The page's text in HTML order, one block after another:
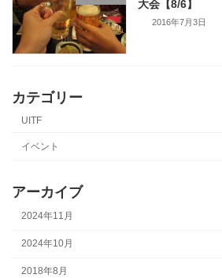
大会【8/6】
2016年7月3日
カテゴリー
UITF
イベント
アーカイブ
2024年11月
2024年10月
2018年8月